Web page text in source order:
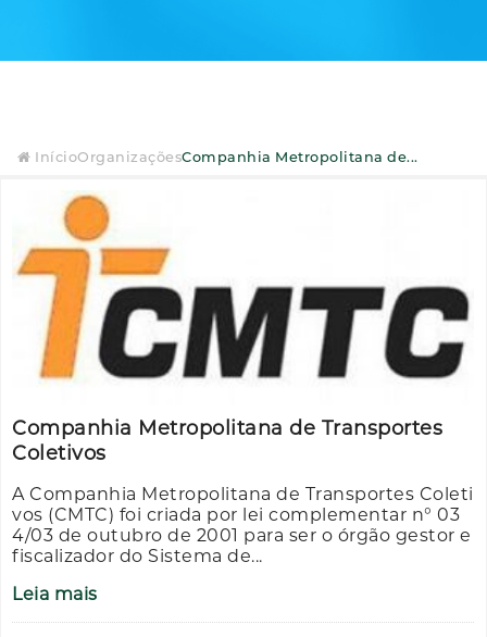
InícioOrganizaçõesCompanhia Metropolitana de...
Companhia Metropolitana de Transportes
Coletivos
A Companhia Metropolitana de Transportes Coleti
vos (CMTC) foi criada por lei complementar n° 03
4/03 de outubro de 2001 para ser o órgão gestor e
fiscalizador do Sistema de...
Leia mais